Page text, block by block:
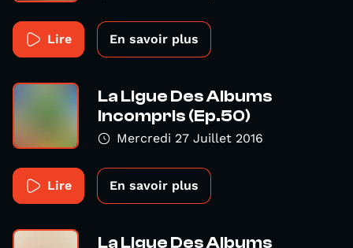
Lire En savoir plus
La Ligue Des Albums
Incompris (Ep.50)
Mercredi 27 Juillet 2016
Lire En savoir plus
La Ligue Des Albums